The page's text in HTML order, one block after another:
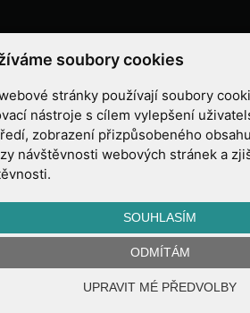
soubory cookies
stránky používají soubory
nástroje s cílem vylepšení
zobrazení přizpůsobeného
návštěvnosti webových stránek a
SOUHLASÍM
ODMÍTÁM
UPRAVIT MÉ PŘEDVOLBY